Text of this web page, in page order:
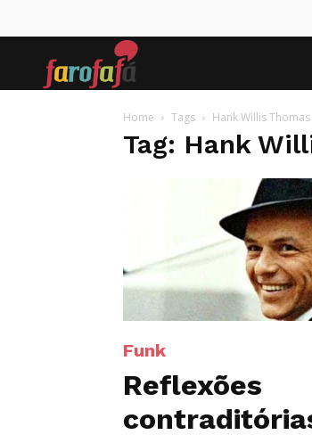
Home Tags Hank Willis Thomas
Tag: Hank
Funk
Reflexões